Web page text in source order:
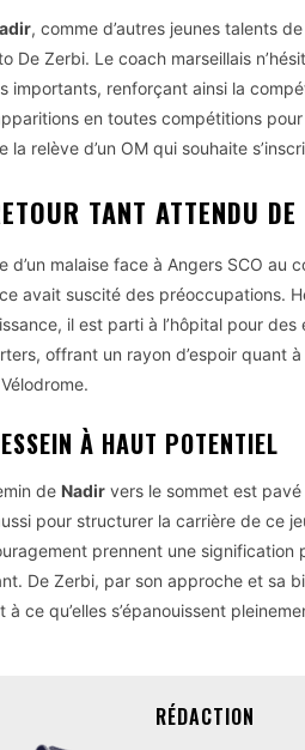
, comme d’autres jeunes talents
De Zerbi. Le coach marseillais
importants, renforçant ainsi la
en toutes compétitions
la relève d’un OM qui souhaite
TANT ATTENDU
d’un malaise face à Angers SCO au
avait suscité des préoccupations.
il est parti à l’hôpital pour
offrant un rayon d’espoir quant
Vélodrome.
À HAUT POTENTIEL
de Nadir vers le sommet est pavé
pour structurer la carrière de ce
prennent une
De Zerbi, par son approche et sa
à ce qu’elles s’épanouissent
RÉDACTION